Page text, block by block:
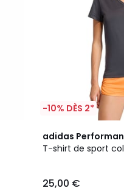
-10% DÈS 2*
adidas
T-shirt de sport col
25,00 €
4,6
/ 5